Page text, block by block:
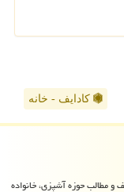
کادایف - خانه
و مطالب حوزه آشپزی، خانواده